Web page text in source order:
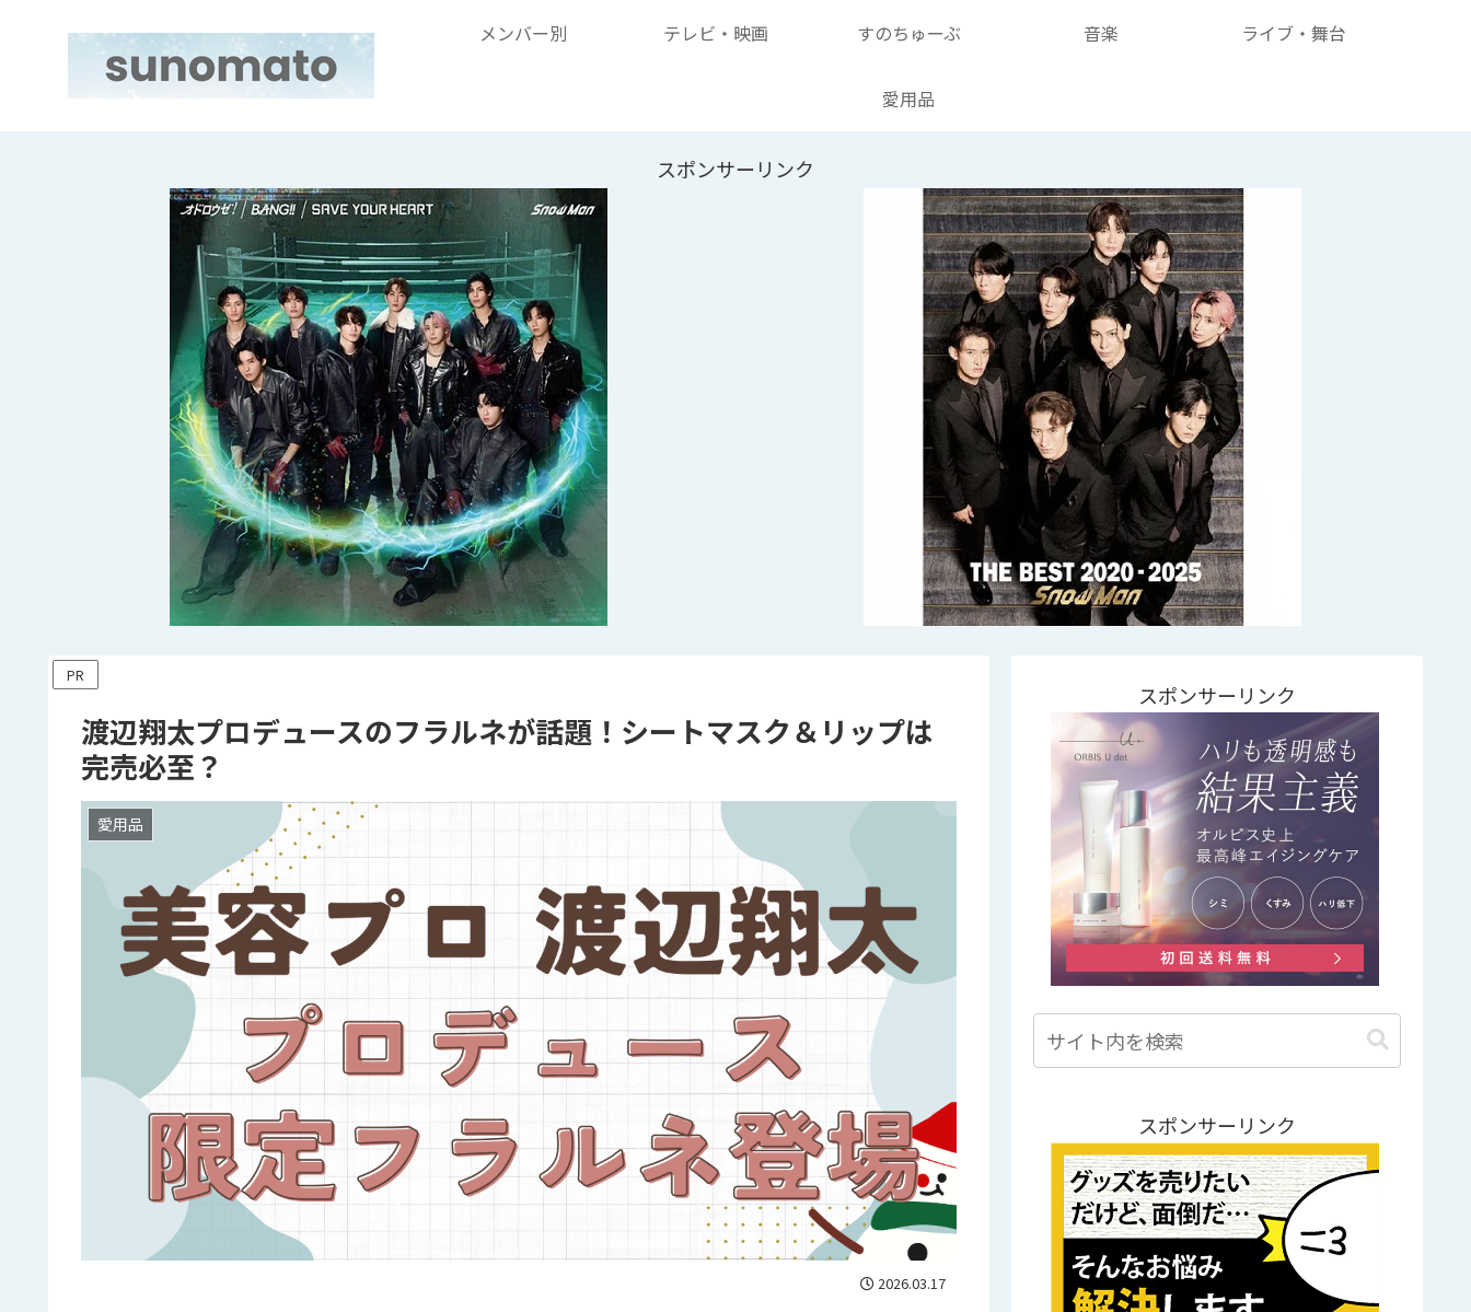
メンバー別 テレビ・映画 すのちゅーぶ 音楽 ライブ・舞台
愛用品
スポンサーリンク
PR
渡辺翔太プロデュースのフラルネが話題！シートマスク＆リップは
完売必至？
愛用品
2026.03.17
スポンサーリンク
スポンサーリンク